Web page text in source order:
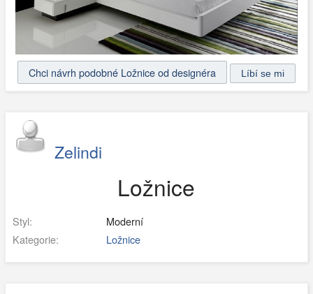
Chci návrh podobné Ložnice od designéra
Zelindi
Ložnice
Styl:
Moderní
Kategorie:
Ložnice